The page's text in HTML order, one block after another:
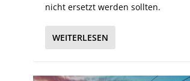
nicht ersetzt werden sollten.
WEITERLESEN